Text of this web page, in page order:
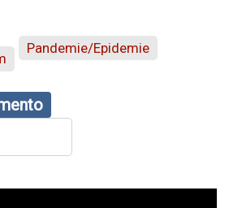
Pandemie/Epidemie